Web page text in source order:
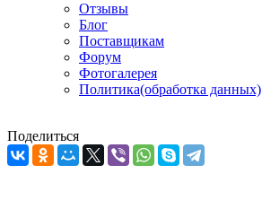
Отзывы
Блог
Поставщикам
Форум
Фотогалерея
Политика(обработка данных)
Поделиться